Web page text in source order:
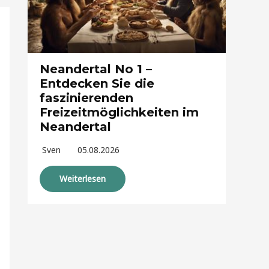
Neandertal No 1 –
Entdecken Sie die
faszinierenden
Freizeitmöglichkeiten im
Neandertal
Sven 05.08.2026
Weiterlesen